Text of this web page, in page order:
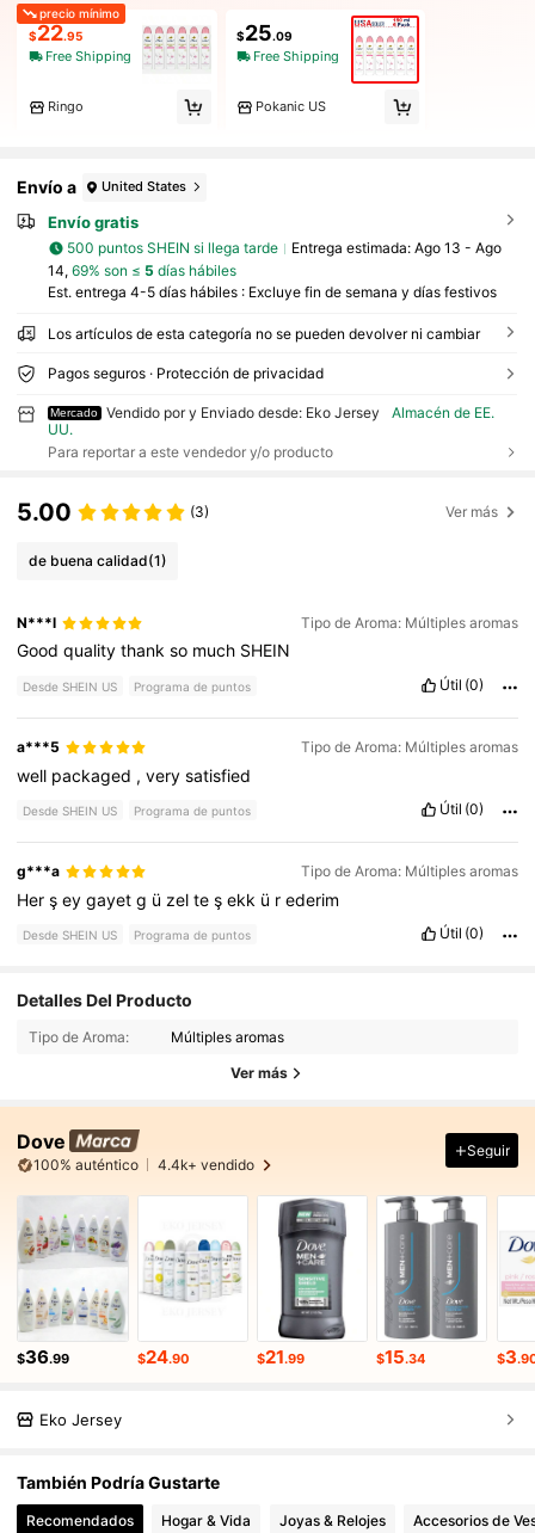
precio mínimo
$22.95
Free Shipping
Ringo
$25.09
Free Shipping
Pokanic US
Envío a United States
Envío gratis
500 puntos SHEIN si llega tarde Entrega estimada: Ago 13 - Ago
14, 69% son ≤ 5 días hábiles
Est. entrega 4-5 días hábiles : Excluye fin de semana y días festivos
Los artículos de esta categoría no se pueden devolver ni cambiar
Pagos seguros · Protección de privacidad
Mercado Vendido por y Enviado desde: Eko Jersey
Almacén de EE.
UU.
Para reportar a este vendedor y/o producto
5.00 (3) Ver más
de buena calidad(1)
N***l Tipo de Aroma: Múltiples aromas
Goodqualitythankso much SHEIN
Desde SHEIN US Programa de puntos Útil (0)
a***5 Tipo de Aroma: Múltiples aromas
well packaged ,verysatisfied
Desde SHEIN US Programa de puntos Útil (0)
g***a Tipo de Aroma: Múltiples aromas
Her şeygayetg ü zelte şekk ü rederim
Desde SHEIN US Programa de puntos Útil (0)
Detalles Del Producto
Tipo de Aroma: Múltiples aromas
Ver más
Dove
100% auténtico 4.4k+ vendido
Seguir
$36.99 $24.90 $21.99 $15.34 $3
Eko Jersey
También Podría Gustarte
Recomendados Hogar & Vida Joyas & Relojes Accesorios de